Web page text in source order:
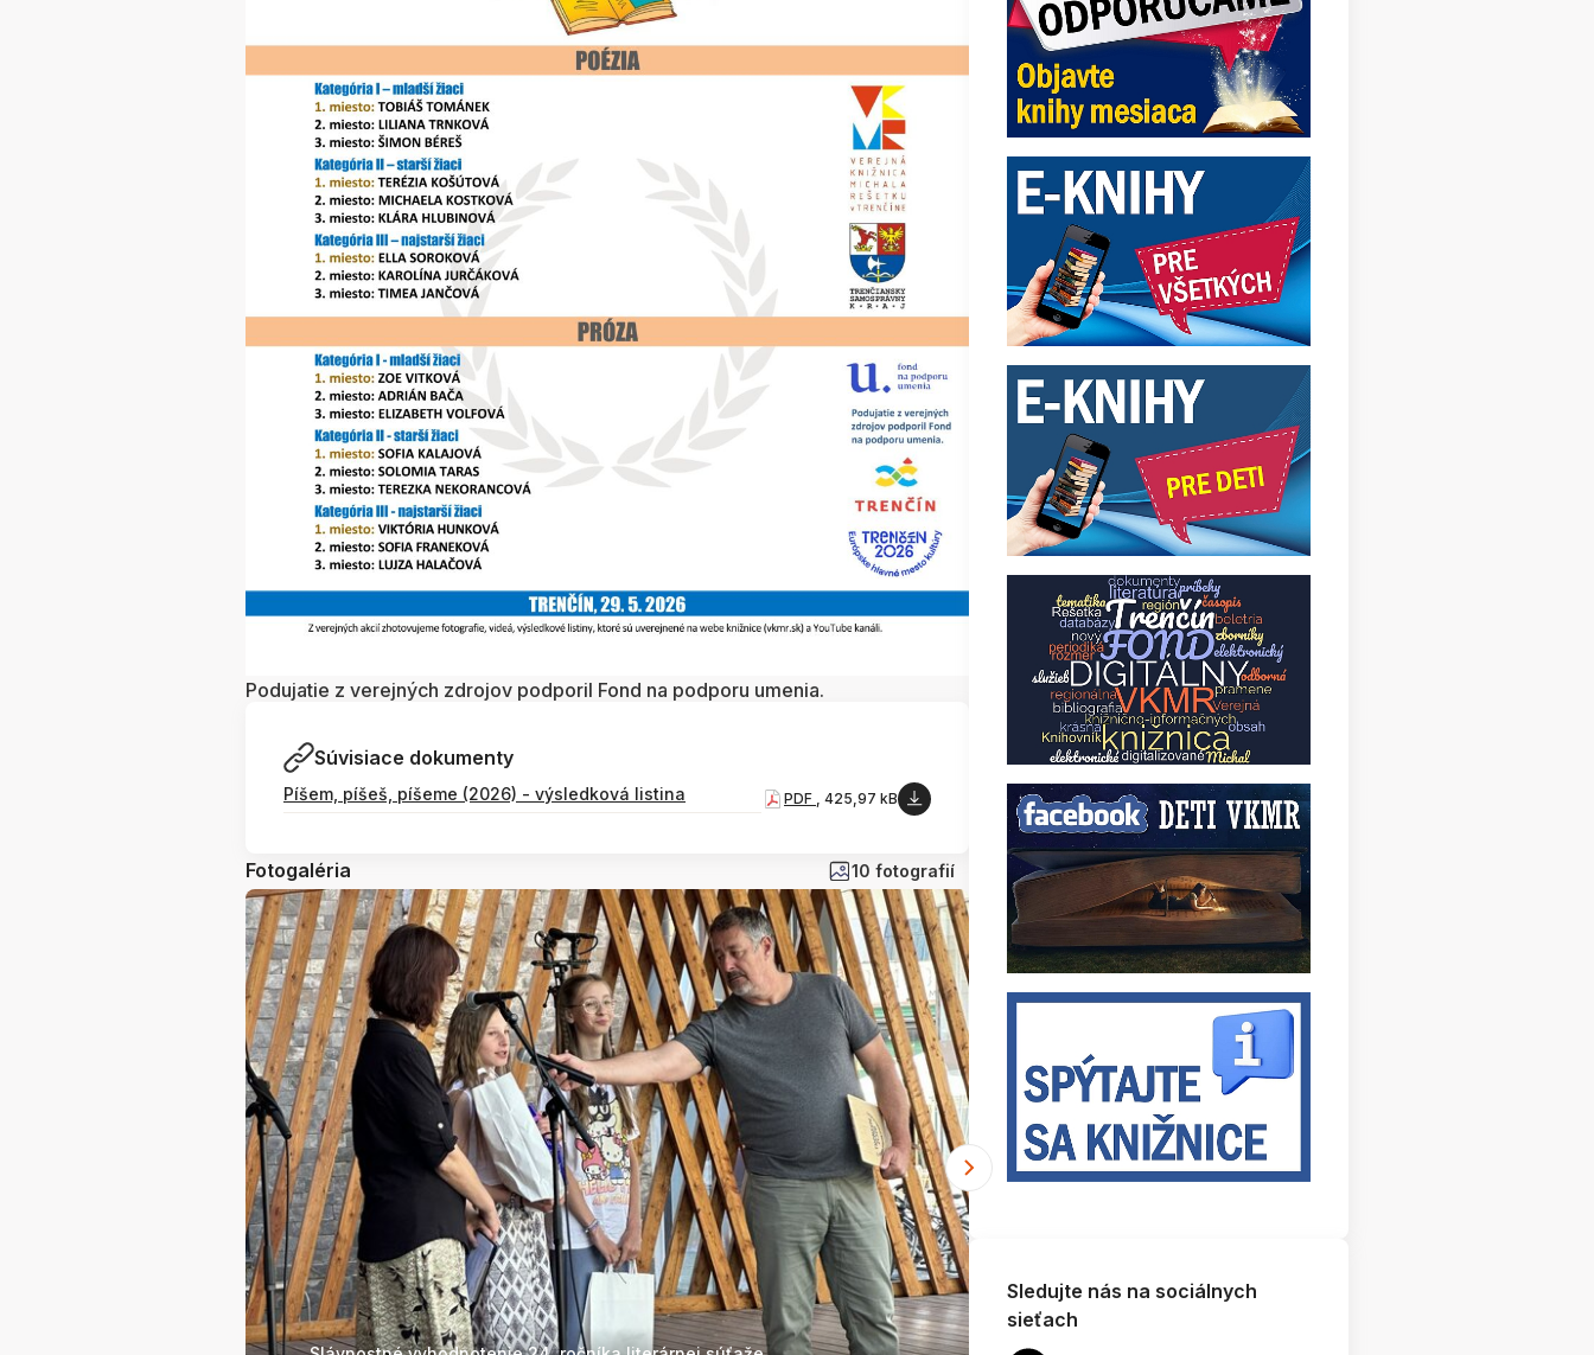
Podujatie z verejných zdrojov podporil Fond na podporu umenia.
Súvisiace dokumenty
Píšem, píšeš, píšeme (2026) - výsledková listina PDF , 425,97 kB
Fotogaléria 10 fotografií
Sledujte nás na sociálnych
sieťach